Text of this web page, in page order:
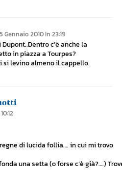
Gennaio 2010 In 23:19
c’è anche la
in piazza a Tourpes?
si levino almeno il cappello.
di lucida follia…. in cui mi trovo
una setta (o forse c’è già?….)